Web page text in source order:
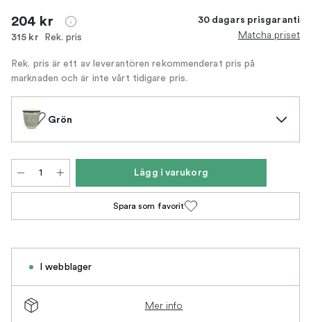
204 kr
315 kr Rek. pris
30 dagars prisgaranti
Matcha priset
Rek. pris är ett av leverantören rekommenderat pris på
marknaden och är inte vårt tidigare pris.
Grön
Lägg i varukorg
Spara som favorit
I webblager
Mer info